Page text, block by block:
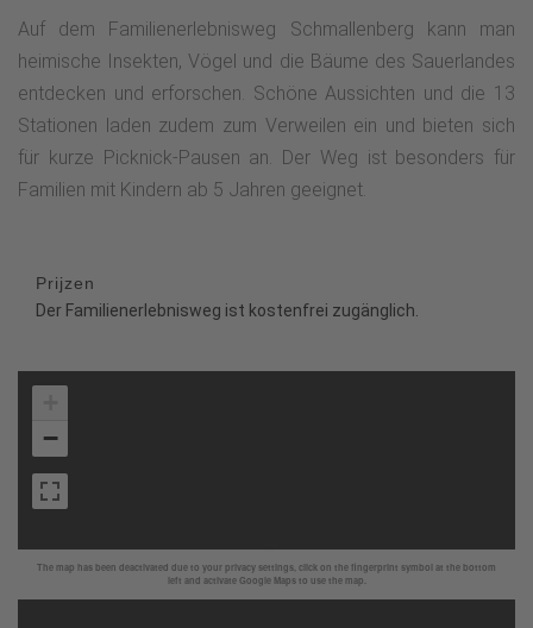
Auf dem Familienerlebnisweg Schmallenberg kann man
heimische Insekten, Vögel und die Bäume des Sauerlandes
entdecken und erforschen. Schöne Aussichten und die 13
Stationen laden zudem zum Verweilen ein und bieten sich
für kurze Picknick-Pausen an. Der Weg ist besonders für
Familien mit Kindern ab 5 Jahren geeignet.
Prijzen
Der Familienerlebnisweg ist kostenfrei zugänglich.
The map has been deactivated due to your privacy settings, click on the fingerprint symbol at the bottom
left and activate Google Maps to use the map.
−